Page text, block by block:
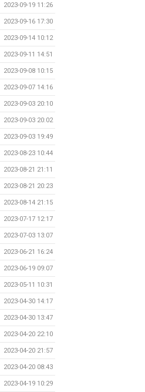
2023-09-19 11:26
2023-09-16 17:30
2023-09-14 10:12
2023-09-11 14:51
2023-09-08 10:15
2023-09-07 14:16
2023-09-03 20:10
2023-09-03 20:02
2023-09-03 19:49
2023-08-23 10:44
2023-08-21 21:11
2023-08-21 20:23
2023-08-14 21:15
2023-07-17 12:17
2023-07-03 13:07
2023-06-21 16:24
2023-06-19 09:07
2023-05-11 10:31
2023-04-30 14:17
2023-04-30 13:47
2023-04-20 22:10
2023-04-20 21:57
2023-04-20 08:43
2023-04-19 10:29